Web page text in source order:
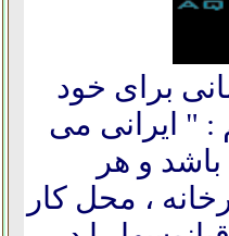
که – از سال 1371 – آرمانی برای خود
: " ایرانی می
باشد و هر
، محل کار